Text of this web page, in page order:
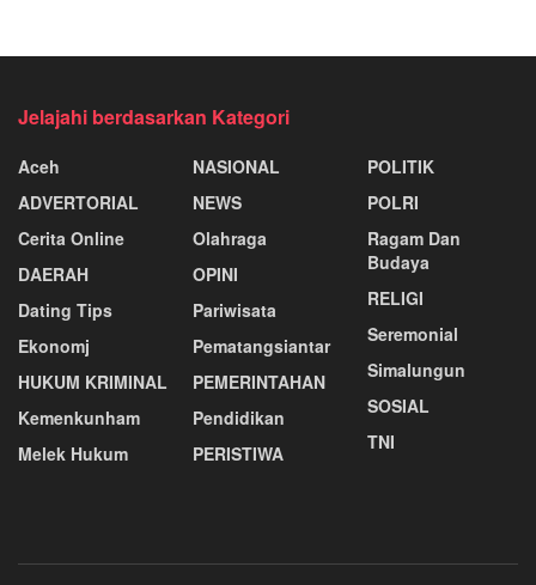
Jelajahi berdasarkan Kategori
Aceh
ADVERTORIAL
Cerita Online
DAERAH
Dating Tips
Ekonomj
HUKUM KRIMINAL
Kemenkunham
Melek Hukum
NASIONAL
NEWS
Olahraga
OPINI
Pariwisata
Pematangsiantar
PEMERINTAHAN
Pendidikan
PERISTIWA
POLITIK
POLRI
Ragam Dan
Budaya
RELIGI
Seremonial
Simalungun
SOSIAL
TNI